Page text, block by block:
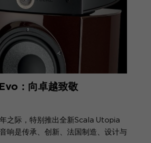
：向卓越致敬
之际，特别推出全新Scala Utopia
响是传承、创新、法国制造、设计与